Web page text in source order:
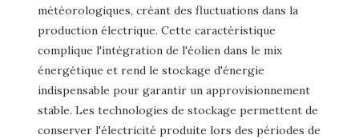
météorologiques, créant des fluctuations dans la
production électrique. Cette caractéristique
complique l'intégration de l'éolien dans le mix
énergétique et rend le stockage d'énergie
indispensable pour garantir un approvisionnement
stable. Les technologies de stockage permettent de
conserver l'électricité produite lors des périodes de